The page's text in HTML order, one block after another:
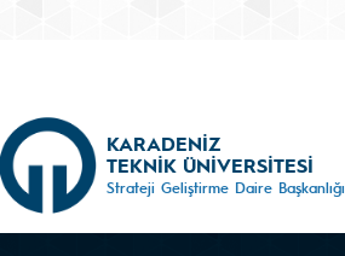
KARADENİZ
TEKNİK ÜNİVERSİTESİ
Strateji Geliştirme Daire Başkanlığı